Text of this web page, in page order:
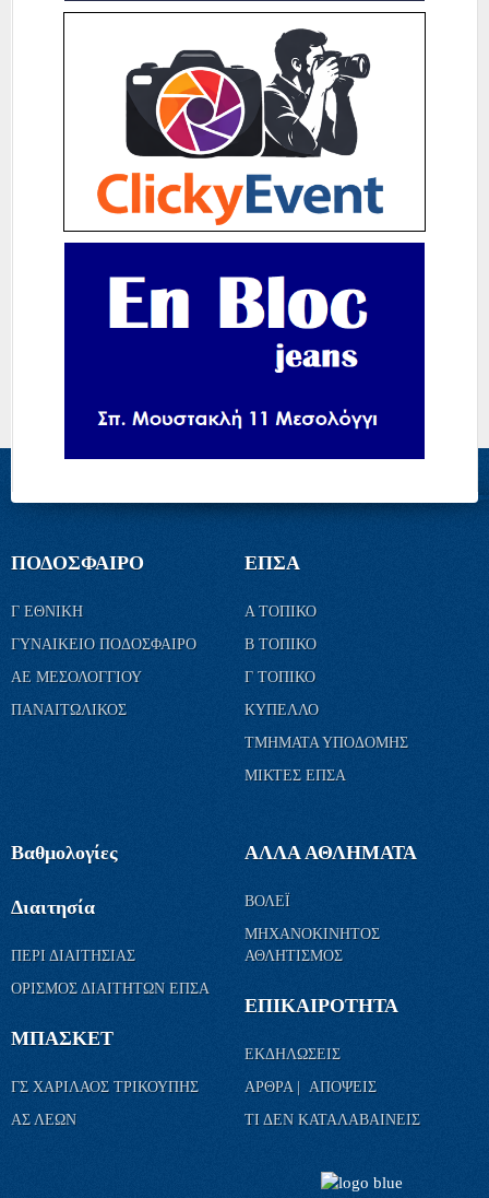
ΠΟΔΟΣΦΑΙΡΟ
Γ ΕΘΝΙΚΗ
ΓΥΝΑΙΚΕΙΟ ΠΟΔΟΣΦΑΙΡΟ
ΑΕ ΜΕΣΟΛΟΓΓΙΟΥ
ΠΑΝΑΙΤΩΛΙΚΟΣ
ΕΠΣΑ
Α ΤΟΠΙΚΟ
Β ΤΟΠΙΚΟ
Γ ΤΟΠΙΚΟ
ΚΥΠΕΛΛΟ
ΤΜΗΜΑΤΑ ΥΠΟΔΟΜΗΣ
ΜΙΚΤΕΣ ΕΠΣΑ
Βαθμολογίες
Διαιτησία
ΠΕΡΙ ΔΙΑΙΤΗΣΙΑΣ
ΟΡΙΣΜΟΣ ΔΙΑΙΤΗΤΩΝ ΕΠΣΑ
ΜΠΑΣΚΕΤ
ΓΣ ΧΑΡΙΛΑΟΣ ΤΡΙΚΟΥΠΗΣ
ΑΣ ΛΕΩΝ
ΑΛΛΑ ΑΘΛΗΜΑΤΑ
ΒΟΛΕΪ
ΜΗΧΑΝΟΚΙΝΗΤΟΣ
ΑΘΛΗΤΙΣΜΟΣ
ΕΠΙΚΑΙΡΟΤΗΤΑ
ΕΚΔΗΛΩΣΕΙΣ
ΑΡΘΡΑ | ΑΠΟΨΕΙΣ
ΤΙ ΔΕΝ ΚΑΤΑΛΑΒΑΙΝΕΙΣ